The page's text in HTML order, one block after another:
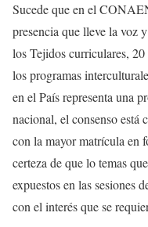
Sucede que en el
presencia que lleve la voz
los Tejidos curriculares,
los programas
en el País representa una
nacional, el consenso está
con la mayor matrícula en
certeza de que lo temas
expuestos en las sesiones
con el interés que se